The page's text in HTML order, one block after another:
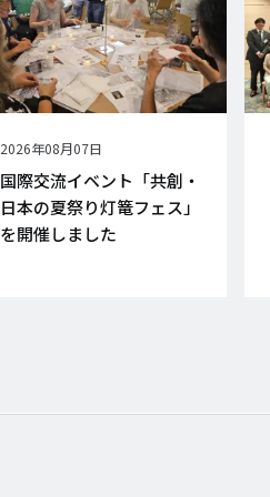
公
開
日
2026年08月07日
国際交流イベント「共創・
日本の夏祭り灯篭フェス」
を開催しました